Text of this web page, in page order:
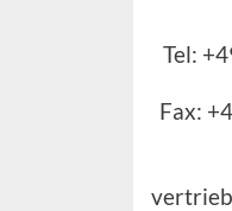
Tel:
Fax: